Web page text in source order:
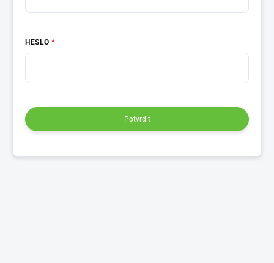
HESLO
Potvrdit